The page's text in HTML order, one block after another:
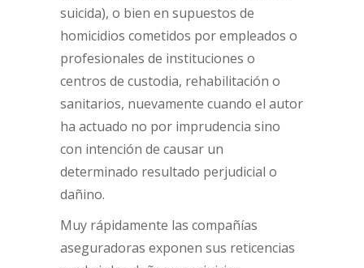
suicida), o bien en supuestos de
homicidios cometidos por empleados o
profesionales de instituciones o
centros de custodia, rehabilitación o
sanitarios, nuevamente cuando el autor
ha actuado no por imprudencia sino
con intención de causar un
determinado resultado perjudicial o
dañino.
Muy rápidamente las compañías
aseguradoras exponen sus reticencias